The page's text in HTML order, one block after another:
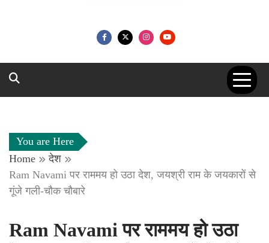
You are Here
Home
देश
Ram Navami पर राममय हो उठा देश, जयश्री राम के जयकारों से
गूंजे गली-चौक चौबारे
Ram Navami पर राममय हो उठा